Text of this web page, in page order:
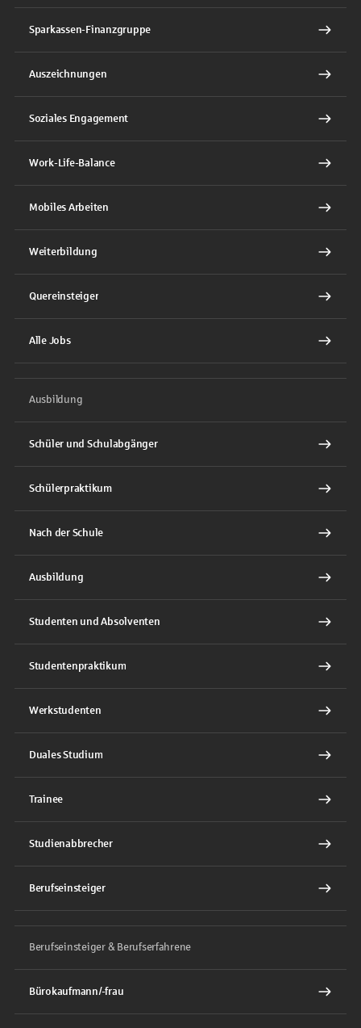
Sparkassen-Finanzgruppe
Auszeichnungen
Soziales Engagement
Work-Life-Balance
Mobiles Arbeiten
Weiterbildung
Quereinsteiger
Alle Jobs
Ausbildung
Schüler und Schulabgänger
Schülerpraktikum
Nach der Schule
Ausbildung
Studenten und Absolventen
Studentenpraktikum
Werkstudenten
Duales Studium
Trainee
Studienabbrecher
Berufseinsteiger
Berufseinsteiger & Berufserfahrene
Bürokaufmann/-frau